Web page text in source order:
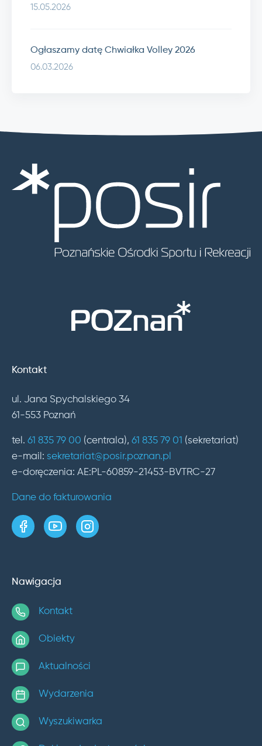
15.05.2026
Ogłaszamy datę Chwiałka Volley 2026
06.03.2026
Kontakt
ul. Jana Spychalskiego 34
61-553 Poznań
tel. 61 835 79 00 (centrala), 61 835 79 01 (sekretariat)
e-mail: sekretariat@posir.poznan.pl
e-doręczenia: AE:PL-60859-21453-BVTRC-27
Dane do fakturowania
strona w serwisie Facebook
kanał w serwisie YouTube
profil w serwisie Instagram
Nawigacja
Kontakt
Obiekty
Aktualności
Wydarzenia
Wyszukiwarka